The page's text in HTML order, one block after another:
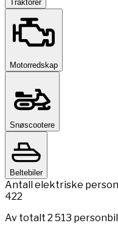
Traktorer
Motorredskap
Snøscootere
Beltebiler
Antall elektriske
422
Av totalt 2 513